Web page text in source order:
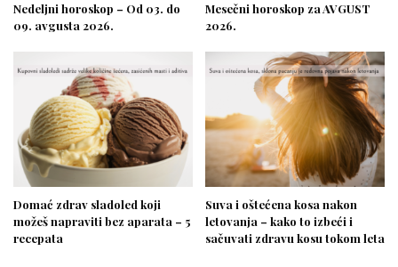
Nedeljni horoskop – Od 03. do
09. avgusta 2026.
Mesečni horoskop za AVGUST
2026.
Domać zdrav sladoled koji
možeš napraviti bez aparata – 5
recepata
Suva i oštećena kosa nakon
letovanja – kako to izbeći i
sačuvati zdravu kosu tokom leta